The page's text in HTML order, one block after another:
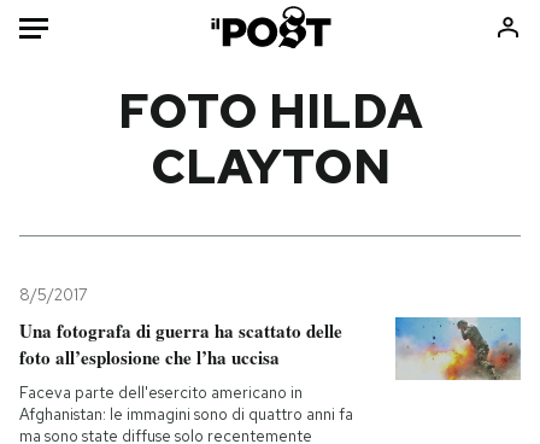
Mondo
Tecnologia
Internet
Cultura
Libri
Ok Boomer!
Europa
FOTO HILDA
CLAYTON
8/5/2017
Una fotografa di guerra ha scattato delle
foto all’esplosione che l’ha uccisa
Faceva parte dell'esercito americano in
Afghanistan: le immagini sono di quattro anni fa
ma sono state diffuse solo recentemente